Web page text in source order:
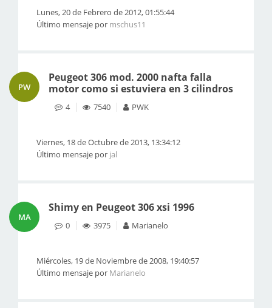
Lunes, 20 de Febrero de 2012, 01:55:44
Último mensaje por mschus11
PW
Peugeot 306 mod. 2000 nafta falla
motor como si estuviera en 3 cilindros
4 7540 PWK
Viernes, 18 de Octubre de 2013, 13:34:12
Último mensaje por jal
MA
Shimy en Peugeot 306 xsi 1996
0 3975 Marianelo
Miércoles, 19 de Noviembre de 2008, 19:40:57
Último mensaje por Marianelo